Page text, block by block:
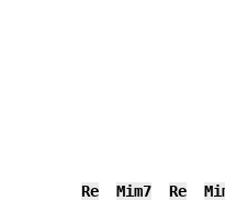
Re Mim7 Re